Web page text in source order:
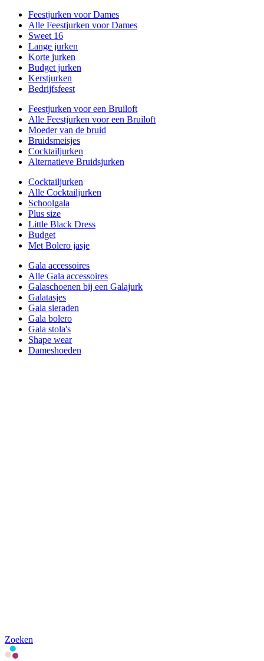
Feestjurken voor Dames
Alle Feestjurken voor Dames
Sweet 16
Lange jurken
Korte jurken
Budget jurken
Kerstjurken
Bedrijfsfeest
Feestjurken voor een Bruiloft
Alle Feestjurken voor een Bruiloft
Moeder van de bruid
Bruidsmeisjes
Cocktailjurken
Alternatieve Bruidsjurken
Cocktailjurken
Alle Cocktailjurken
Schoolgala
Plus size
Little Black Dress
Budget
Met Bolero jasje
Gala accessoires
Alle Gala accessoires
Galaschoenen bij een Galajurk
Galatasjes
Gala sieraden
Gala bolero
Gala stola's
Shape wear
Dameshoeden
Zoeken